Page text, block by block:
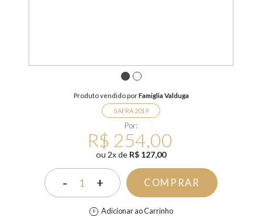
1 2
Produto vendido porFamiglia Valduga
SAFRA 2019
Por:
R$ 254,00
ou 2xde R$ 127,00
- 1 + COMPRAR
Adicionar ao Carrinho